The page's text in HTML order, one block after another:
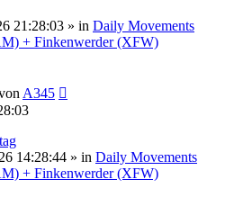
21:28:03 » in Daily Movements
+ Finkenwerder (XFW)
A345
14:28:44 » in Daily Movements
+ Finkenwerder (XFW)